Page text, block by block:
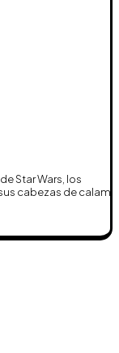
Star Wars, los
cabezas de